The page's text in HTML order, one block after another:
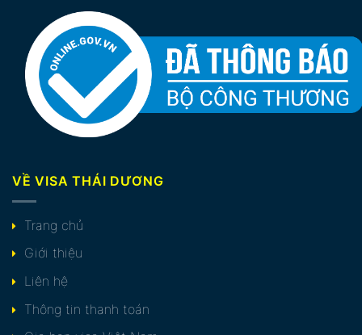
VỀ VISA THÁI DƯƠNG
Trang chủ
Giới thiệu
Liên hệ
Thông tin thanh toán